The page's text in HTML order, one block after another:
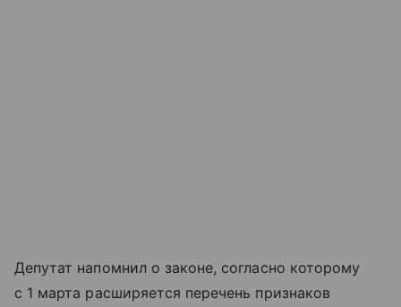
Депутат напомнил о законе, согласно которому
с 1 марта расширяется перечень признаков